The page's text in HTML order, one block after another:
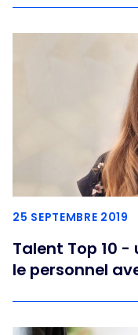
25 SEPTEMBRE 2019
Talent Top 10
le personnel